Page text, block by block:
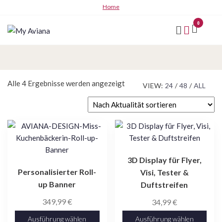
springen
Home
0
VIEW: 24 / 48 / ALL
Alle 4 Ergebnisse werden angezeigtNach
Aktualität
sortiert
Personalisierter Roll-
up Banner
349,99€
Ausführung wählen
Dieses
Produkt
Varianten
Optionen
3D Display für Flyer,
Visi, Tester &
Duftstreifen
34,99€
Ausführung wählen
Dieses
Produkt
mehrere
Varianten
Optionen